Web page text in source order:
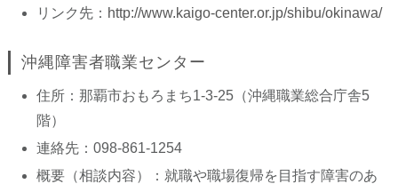
リンク先： http://www.kaigo-center.or.jp/shibu/okinawa/
沖縄障害者職業センター
住所：那覇市おもろまち1-3-25（沖縄職業総合庁舎5
階）
連絡先：098-861-1254
概要（相談内容）：就職や職場復帰を目指す障害のあ